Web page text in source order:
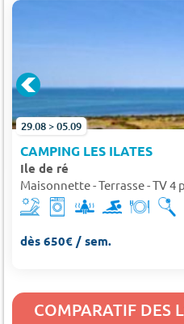
29.08 > 05.09
CAMPING LES ILATES
Ile de ré
Maisonnette - Terrasse - TV 4
dès 650€ / sem.
COMPARATIF DES